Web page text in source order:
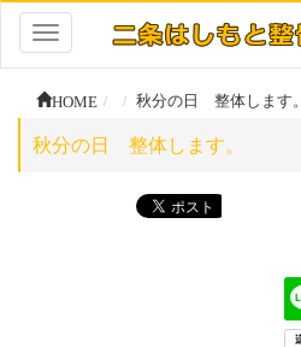
Toggle
navigation
HOME 秋分の日 整体します。
秋分の日 整体します。